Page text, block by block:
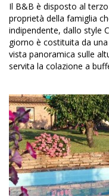
Corsi di
Corsi di
Corsi di
Corsi di
Corsi di ceramica
Corsi di cucina
Corsi di cucina
Corsi di cucina
Corsi di cucina
Il B&B è disposto al
proprietà della famiglia
indipendente, dallo style
giorno è costituita da
vista panoramica sulle
servita la colazione a